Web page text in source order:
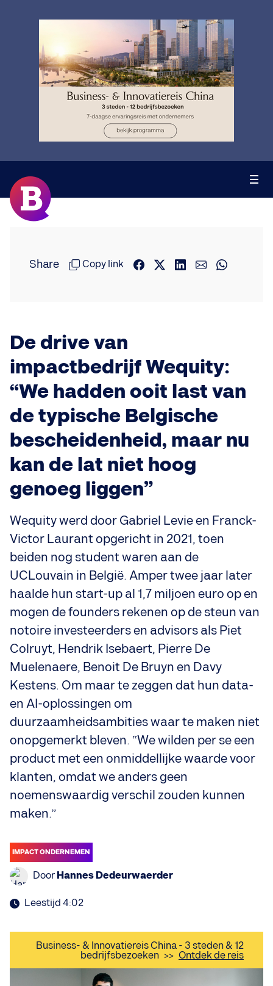
Share Copy link
De drive van
impactbedrijf Wequity:
“We hadden ooit last van
de typische Belgische
bescheidenheid, maar nu
kan de lat niet hoog
genoeg liggen”
Wequity werd door Gabriel Levie en Franck-
Victor Laurant opgericht in 2021, toen
beiden nog student waren aan de
UCLouvain in België. Amper twee jaar later
haalde hun start-up al 1,7 miljoen euro op en
mogen de founders rekenen op de steun van
notoire investeerders en advisors als Piet
Colruyt, Hendrik Isebaert, Pierre De
Muelenaere, Benoit De Bruyn en Davy
Kestens. Om maar te zeggen dat hun data-
en AI-oplossingen om
duurzaamheidsambities waar te maken niet
onopgemerkt bleven. “We wilden per se een
product met een onmiddellijke waarde voor
klanten, omdat we anders geen
noemenswaardig verschil zouden kunnen
maken.”
IMPACT ONDERNEMEN
Door Hannes Dedeurwaerder
Leestijd 4:02
Business- & Innovatiereis China - 3 steden & 12
bedrijfsbezoeken >> Ontdek de reis